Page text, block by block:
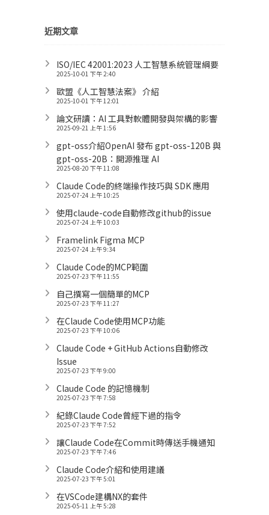
近期文章
ISO/IEC 42001:2023 人工智慧系統管理綱要
2025-10-01 下午 2:40
歐盟《人工智慧法案》 介紹
2025-10-01 下午 12:01
論文研讀：AI 工具對軟體開發與架構的影響
2025-09-21 上午 1:56
gpt-oss介紹OpenAI 發布 gpt-oss-120B 與
gpt-oss-20B：開源推理 AI
2025-08-20 下午 11:08
Claude Code的終端操作技巧與 SDK 應用
2025-07-24 上午 10:25
使用claude-code自動修改github的issue
2025-07-24 上午 10:03
Framelink Figma MCP
2025-07-24 上午 9:34
Claude Code的MCP範圍
2025-07-23 下午 11:55
自己撰寫一個簡單的MCP
2025-07-23 下午 11:27
在Claude Code使用MCP功能
2025-07-23 下午 10:06
Claude Code + GitHub Actions自動修改
Issue
2025-07-23 下午 9:00
Claude Code 的記憶機制
2025-07-23 下午 7:58
紀錄Claude Code曾經下過的指令
2025-07-23 下午 7:52
讓Claude Code在Commit時傳送手機通知
2025-07-23 下午 7:46
Claude Code介紹和使用建議
2025-07-23 下午 5:01
在VSCode建構NX的套件
2025-05-11 上午 5:28